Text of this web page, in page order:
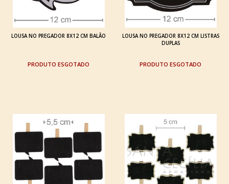
LOUSA NO PREGADOR 8X12 CM BALÃO
ESGOTADO
LOUSA NO PREGADOR 8X12 CM LISTRAS
DUPLAS
ESGOTADO